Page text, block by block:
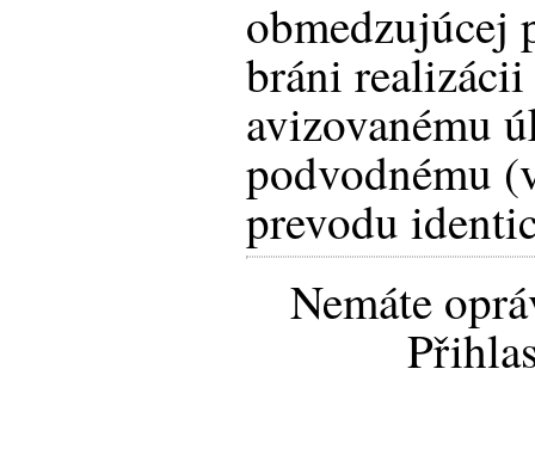
obmedzujúcej
bráni
avizovanému
podvodnému
prevodu
Nemáte